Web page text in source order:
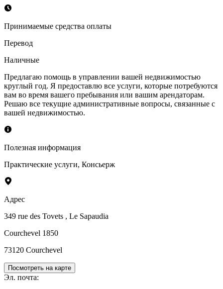
Принимаемые средства оплаты
Перевод
Наличные
Предлагаю помощь в управлении вашей недвижимостью
круглый год. Я предоставлю все услуги, которые потребуются
вам во время вашего пребывания или вашим арендаторам.
Решаю все текущие административные вопросы, связанные с
вашей недвижимостью.
Полезная информация
Практические услуги, Консьерж
Адрес
349 rue des Tovets , Le Sapaudia
Courchevel 1850
73120 Courchevel
Посмотреть на карте
Эл. почта: